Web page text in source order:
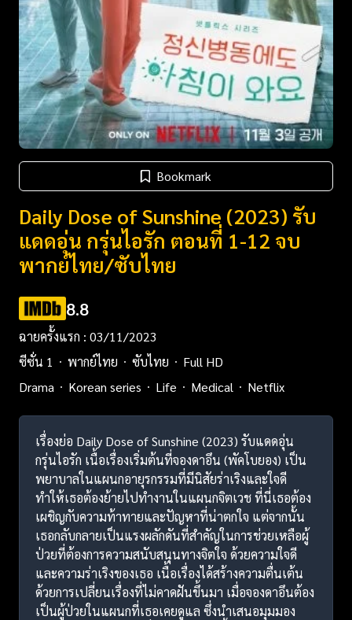
Bookmark
Daily Dose of Sunshine (2023) รับ
แดดอุ่น กรุ่นไอรัก ตอนที่ 1-12 จบ
พากย์ไทย/ซับไทย
8.8
ฉายครั้งแรก : 03/11/2023
ซีซั่น 1
พากย์ไทย ซับไทย
Full HD
Drama
Korean series Life Medical Netflix
เรื่องย่อ Daily Dose of Sunshine (2023) รับแดดอุ่น
กรุ่นไอรัก เนื้อเรื่องเริ่มต้นที่จองดาอึน (พัคโบยอง) เป็น
พยาบาลในแผนกอายุรกรรมที่มีนิสัยร่าเริงและใจดี
ทำให้เธอต้องย้ายไปทำงานในแผนกจิตเวช ที่นี่เธอต้อง
เผชิญกับความท้าทายและปัญหาที่น่าตกใจ แต่จากนั้น
เธอกลับกลายเป็นแรงผลักดันที่สำคัญในการช่วยเหลือผู้
ป่วยที่ต้องการความสนับสนุนทางจิตใจ ด้วยความใจดี
และความร่าเริงของเธอ เนื้อเรื่องได้สร้างความตื่นเต้น
ด้วยการเปลี่ยนเรื่องที่ไม่คาดฝันขึ้นมา เมื่อจองดาอึนต้อง
เป็นผู้ป่วยในแผนกที่เธอเคยดูแล ซึ่งนำเสนอมุมมอง